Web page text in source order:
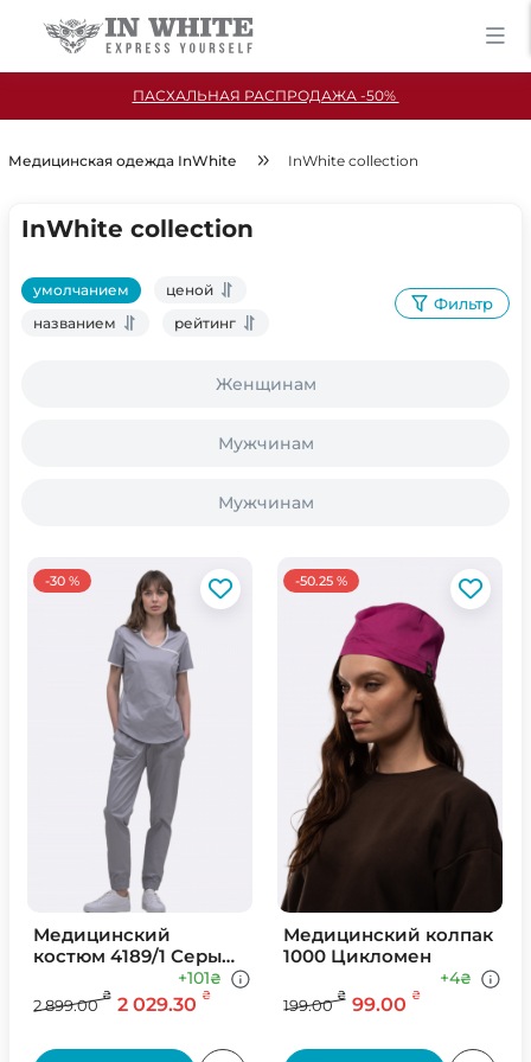
ПАСХАЛЬНАЯ РАСПРОДАЖА -50%
Медицинская одежда InWhite InWhite collection
InWhite collection
умолчанием
ценой
названием
рейтинг
Фильтр
Женщинам
Мужчинам
Мужчинам
-30 %
Медицинский
костюм 4189/1 Серый/
2 899.00
₴ 2 029.30 ₴
+101₴
-50.25 %
Медицинский колпак
1000 Цикломен
199.00
₴ 99.00 ₴
+4₴